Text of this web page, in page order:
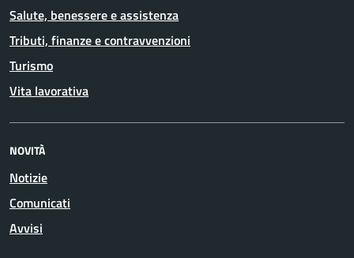
Salute, benessere e assistenza
Tributi, finanze e contravvenzioni
Turismo
Vita lavorativa
NOVITÀ
Notizie
Comunicati
Avvisi